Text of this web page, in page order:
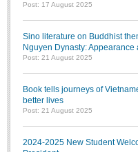
Post: 17 August 2025
Sino literature on Buddhist
Nguyen Dynasty: Appearance
Post: 21 August 2025
Book tells journeys of
better lives
Post: 21 August 2025
2024-2025 New Student